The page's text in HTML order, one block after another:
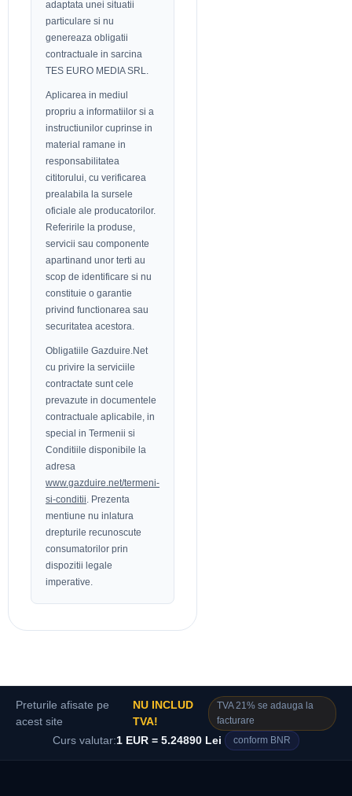
adaptata unei situatii
particulare si nu
genereaza obligatii
contractuale in sarcina
TES EURO MEDIA SRL.
Aplicarea in mediul
propriu a informatiilor si a
instructiunilor cuprinse in
material ramane in
responsabilitatea
cititorului, cu verificarea
prealabila la sursele
oficiale ale producatorilor.
Referirile la produse,
servicii sau componente
apartinand unor terti au
scop de identificare si nu
constituie o garantie
privind functionarea sau
securitatea acestora.
Obligatiile Gazduire.Net
cu privire la serviciile
contractate sunt cele
prevazute in documentele
contractuale aplicabile, in
special in Termenii si
Conditiile disponibile la
adresa
www.gazduire.net/termeni-
si-conditii . Prezenta
mentiune nu inlatura
drepturile recunoscute
consumatorilor prin
dispozitii legale
imperative.
Preturile afisate pe
acest site
NU INCLUD
TVA!
TVA 21% se adauga la
facturare
Curs valutar:1 EUR = 5.24890 Lei conform BNR